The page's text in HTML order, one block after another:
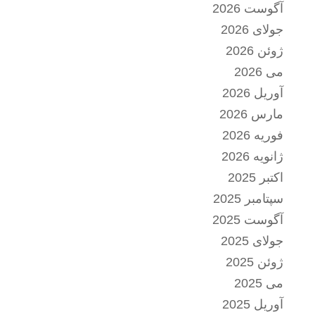
آگوست 2026
جولای 2026
ژوئن 2026
می 2026
آوریل 2026
مارس 2026
فوریه 2026
ژانویه 2026
اکتبر 2025
سپتامبر 2025
آگوست 2025
جولای 2025
ژوئن 2025
می 2025
آوریل 2025